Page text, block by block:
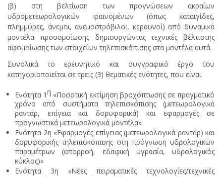
(β) στη βελτίωση των προγνώσεων ακραίων
υδρομετεωρολογικών φαινομένων (όπως καταιγίδες,
πλημμύρες, άνεμοι, ανεμοστρόβιλοι, κεραυνοί) από δυναμικά
μοντέλα προσομοίωσης δημιουργώντας τεχνικές βέλτιστης
αφομοίωσης των στοιχείων τηλεπισκόπισης στα μοντέλα αυτά.
Συνολικά το ερευνητικό και συγγραφικό έργο του
κατηγοριοποιείται σε τρεις (3) θεματικές ενότητες, που είναι:
Ενότητα 1η «Ποσοτική εκτίμηση βροχόπτωσης σε πραγματικό
χρόνο από συστήματα τηλεπισκόπισης (μετεωρολογικά
ραντάρ, επίγεια και δορυφορικά) και εφαρμογές σε
προγνωστικά μετεωρολογικά μοντέλα»
Ενότητα 2η «Εφαρμογές επίγειας (μετεωρολογικά ραντάρ) και
δορυφορικής τηλεπισκόπισης στη πρόγνωση υδρολογικών
παραμέτρων (απορροή, εδαφική υγρασία, υδρολογικός
κύκλος)»
Ενότητα 3η «Νέες πειραματικές τεχνολογίες/τεχνικές